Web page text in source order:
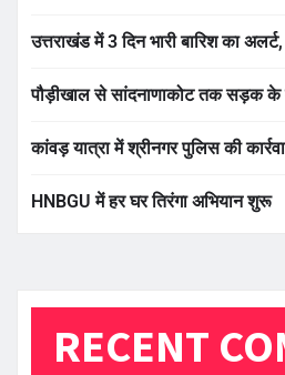
उत्तराखंड में 3 दिन भारी बारिश का
पौड़ीखाल से सांदनाणाकोट तक सड़क के
कांवड़ यात्रा में श्रीनगर पुलिस की
HNBGU में हर घर तिरंगा अभियान शुरू
RECENT